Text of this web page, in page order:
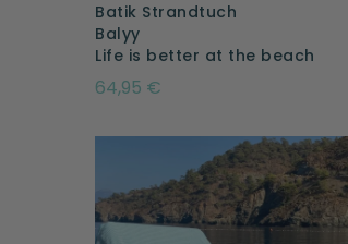
Batik Strandtuch
Balyy
Life is better at the beach
64,95 €